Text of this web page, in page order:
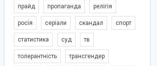
прайд пропаганда релігія
росія серіали скандал спорт
статистика суд тв
толерантність трансгендер